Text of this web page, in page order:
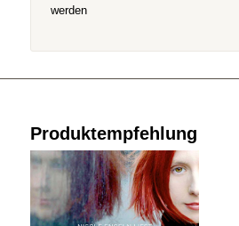
werden
Produktempfehlung